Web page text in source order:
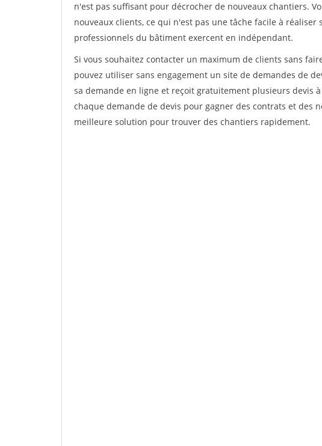
n'est pas suffisant pour décrocher de nouveaux chantiers.
nouveaux clients, ce qui n'est pas une tâche facile à
professionnels du bâtiment exercent en indépendant.
Si vous souhaitez contacter un maximum de clients sans
pouvez utiliser sans engagement un site de demandes de
sa demande en ligne et reçoit gratuitement plusieurs devis
chaque demande de devis pour gagner des contrats et des
meilleure solution pour trouver des chantiers rapidement.